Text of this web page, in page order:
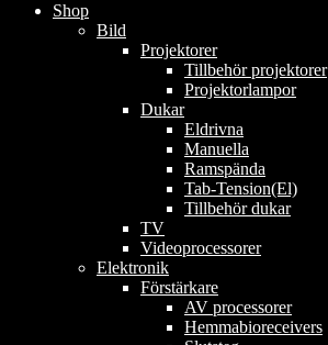
Shop
Bild
Projektorer
Tillbehör projektorer
Projektorlampor
Dukar
Eldrivna
Manuella
Ramspända
Tab-Tension(El)
Tillbehör dukar
TV
Videoprocessorer
Elektronik
Förstärkare
AV processorer
Hemmabioreceivers